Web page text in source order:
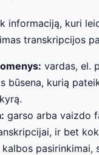
informaciją, kuri
transkripcijos
vardas, el.
būsena, kurią
garso arba vaizdo
ir bet
pasirinkimai,